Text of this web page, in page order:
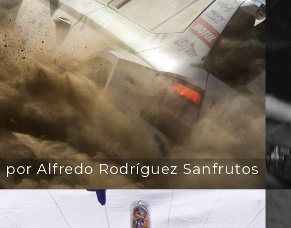
por Alfredo Rodríguez Sanfrutos